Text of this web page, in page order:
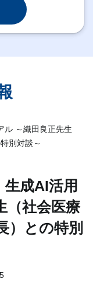
成AI活用
（社会医療
）との特別